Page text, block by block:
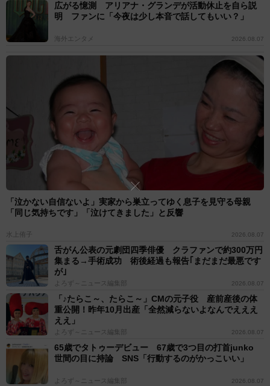
広がる憶測 アリアナ・グランデが活動休止を自ら説
明 ファンに「今夜は少し本音で話してもいい？」
海外エンタメ 2026.08.07
「泣かない自信ないよ」実家から巣立ってゆく息子を見守る母親
「同じ気持ちです」「泣けてきました」と反響
水上侑子 2026.08.07
舌がん公表の元劇団四季俳優 クラファンで約300万円
集まる→手術成功 術後経過も報告｢まだまだ最悪です
が｣
よろず～ニュース編集部 2026.08.07
「♪たらこ～、たらこ～」CMの元子役 産前産後の体
重公開！昨年10月出産「全然減らないよなんでえええ
ええ」
よろず～ニュース編集部 2026.08.07
65歳でタトゥーデビュー 67歳で3つ目の打首junko
世間の目に持論 SNS「行動するのがかっこいい」
よろず～ニュース編集部 2026.08.07